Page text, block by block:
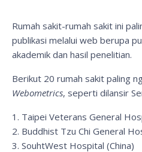
Rumah sakit-rumah sakit ini
publikasi melalui web berupa
akademik dan hasil penelitian.
Berikut 20 rumah sakit paling
Webometrics, seperti dilansir
1. Taipei Veterans General
2. Buddhist Tzu Chi General
3. SouhtWest Hospital (China)